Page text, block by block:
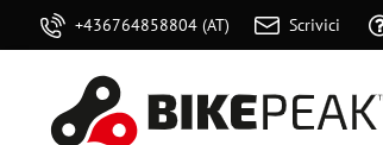
+436764858804 (AT) Scrivici